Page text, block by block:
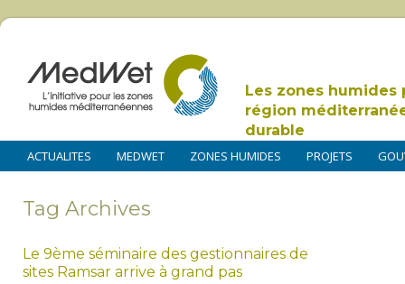
Les zones humides
région
durable
ACTUALITES MEDWET ZONES HUMIDES PROJETS
Tag Archives
Le 9ème séminaire des gestionnaires de
sites Ramsar arrive à grand pas